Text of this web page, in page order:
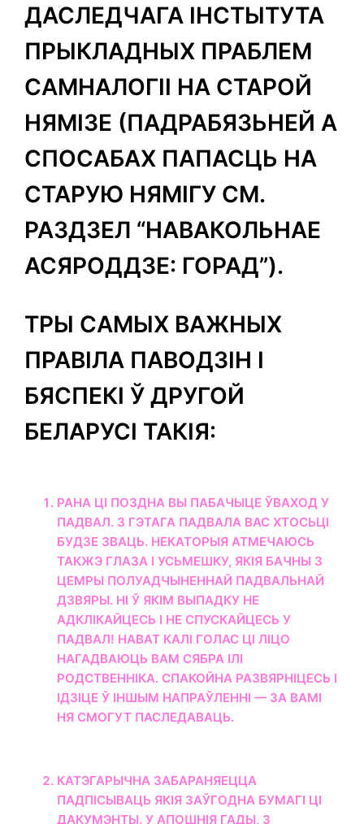
ДАСЛЕДЧАГА ІНСТЫТУТА
ПРЫКЛАДНЫХ ПРАБЛЕМ
САМНАЛОГІІ НА СТАРОЙ
НЯМІЗЕ (ПАДРАБЯЗЬНЕЙ А
СПОСАБАХ ПАПАСЦЬ НА
СТАРУЮ НЯМІГУ СМ.
РАЗДЗЕЛ “НАВАКОЛЬНАЕ
АСЯРОДДЗЕ: ГОРАД”).
ТРЫ САМЫХ ВАЖНЫХ
ПРАВІЛА ПАВОДЗІН І
БЯСПЕКІ Ў ДРУГОЙ
БЕЛАРУСІ ТАКІЯ:
РАНА ЦІ ПОЗДНА ВЫ ПАБАЧЫЦЕ ЎВАХОД У
ПАДВАЛ. З ГЭТАГА ПАДВАЛА ВАС ХТОСЬЦІ
БУДЗЕ ЗВАЦЬ. НЕКАТОРЫЯ АТМЕЧАЮСЬ
ТАКЖЭ ГЛАЗА І УСЬМЕШКУ, ЯКІЯ БАЧНЫ З
ЦЕМРЫ ПОЛУАДЧЫНЕННАЙ ПАДВАЛЬНАЙ
ДЗВЯРЫ. НІ Ў ЯКІМ ВЫПАДКУ НЕ
АДКЛІКАЙЦЕСЬ І НЕ СПУСКАЙЦЕСЬ У
ПАДВАЛ! НАВАТ КАЛІ ГОЛАС ЦІ ЛІЦО
НАГАДВАЮЦЬ ВАМ СЯБРА ІЛІ
РОДСТВЕННІКА. СПАКОЙНА РАЗВЯРНІЦЕСЬ І
ІДЗІЦЕ Ў ІНШЫМ НАПРАЎЛЕННІ — ЗА ВАМІ
НЯ СМОГУТ ПАСЛЕДАВАЦЬ.
КАТЭГАРЫЧНА ЗАБАРАНЯЕЦЦА
ПАДПІСЫВАЦЬ ЯКІЯ ЗАЎГОДНА БУМАГІ ЦІ
ДАКУМЭНТЫ. У АПОШНІЯ ГАДЫ, З